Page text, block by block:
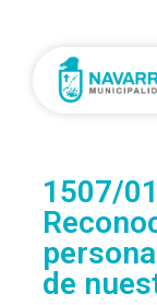
1507/
de